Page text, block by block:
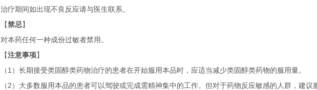
治疗期间如出现不良反应请与医生联系。
【禁忌】
对本药任何一种成份过敏者禁用。
【注意事项】
（1 ）长期接受类固醇类药物治疗的患者在开始服用本品时，应适当减少类固醇类药物的服用量。
（2）大多数服用本品的患者可以驾驶或完成需精神集中的工作。但对于药物反应敏感的人群，建议